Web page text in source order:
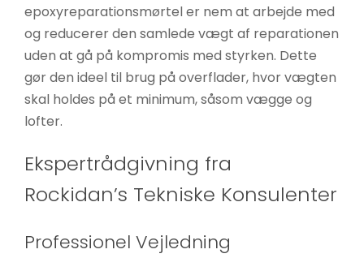
epoxyreparationsmørtel er nem at arbejde med
og reducerer den samlede vægt af reparationen
uden at gå på kompromis med styrken. Dette
gør den ideel til brug på overflader, hvor vægten
skal holdes på et minimum, såsom vægge og
lofter.
Ekspertrådgivning fra
Rockidan’s Tekniske Konsulenter
Professionel Vejledning